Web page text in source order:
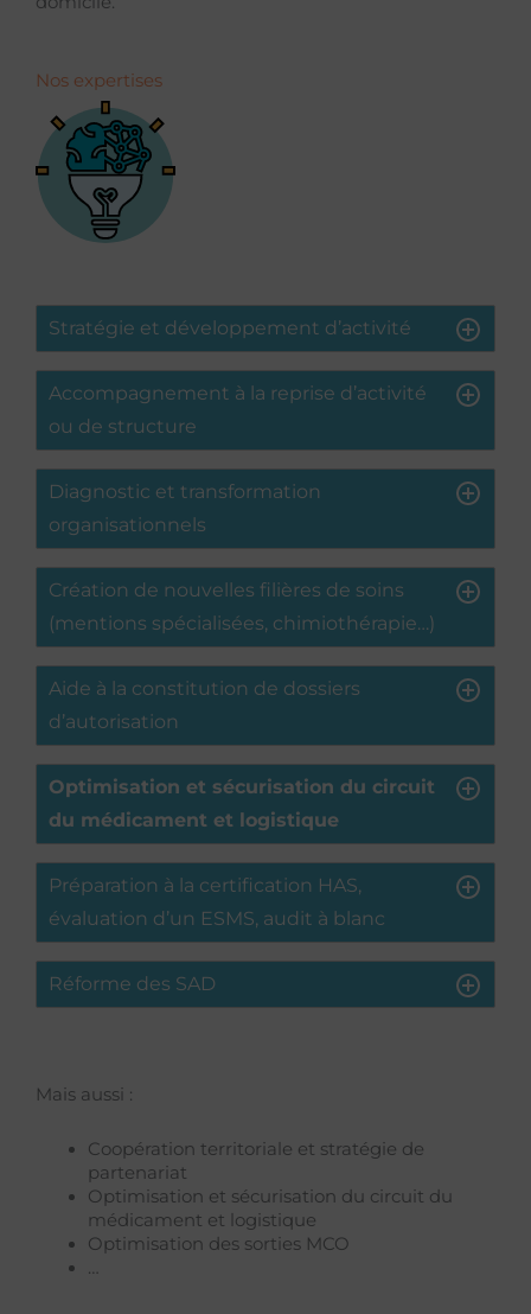
Nos expertises
Stratégie et développement d’activité
Accompagnement à la reprise d’activité
ou de structure
Diagnostic et transformation
organisationnels
Création de nouvelles filières de soins
(mentions spécialisées, chimiothérapie…)
Aide à la constitution de dossiers
d’autorisation
Optimisation et sécurisation du circuit
du médicament et logistique
Préparation à la certification HAS,
évaluation d’un ESMS, audit à blanc
Réforme des SAD
Mais aussi :
Coopération territoriale et stratégie de
partenariat
Optimisation et sécurisation du circuit du
médicament et logistique
Optimisation des sorties MCO
…